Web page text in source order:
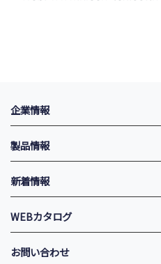
企業情報
製品情報
新着情報
WEBカタログ
お問い合わせ